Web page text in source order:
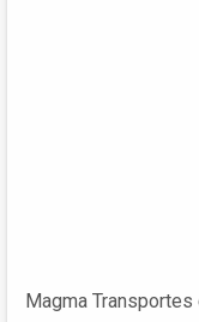
Magma